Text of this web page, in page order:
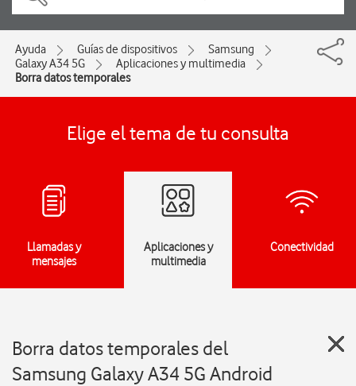
Ayuda Guías de dispositivos
Samsung
Galaxy A34 5G
Aplicaciones y multimedia
Borra datos temporales
Elige el tema de tu consulta
Llamadas y
mensajes
Aplicaciones y
multimedia
Conectividad
Borra datos temporales del
Samsung Galaxy A34 5G Android